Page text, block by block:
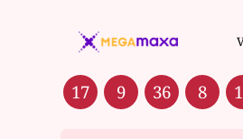
17 9 36 8